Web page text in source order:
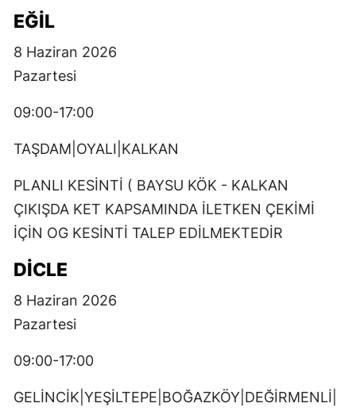
EĞİL
8 Haziran 2026
Pazartesi
09:00-17:00
TAŞDAM|OYALI|KALKAN
PLANLI KESİNTİ ( BAYSU KÖK - KALKAN
ÇIKIŞDA KET KAPSAMINDA İLETKEN ÇEKİMİ
İÇİN OG KESİNTİ TALEP EDİLMEKTEDİR
DİCLE
8 Haziran 2026
Pazartesi
09:00-17:00
GELİNCİK|YEŞİLTEPE|BOĞAZKÖY|DEĞİRMENLİ|